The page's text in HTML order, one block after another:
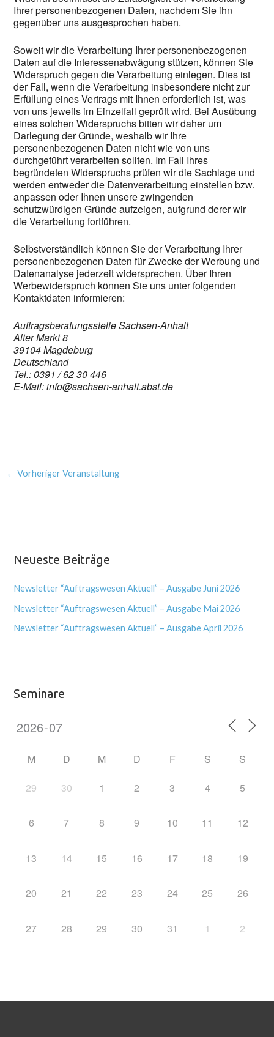
Ihrer personenbezogenen Daten, nachdem Sie ihn
gegenüber uns ausgesprochen haben.
Soweit wir die Verarbeitung Ihrer personenbezogenen
Daten auf die Interessenabwägung stützen, können Sie
Widerspruch gegen die Verarbeitung einlegen. Dies ist
der Fall, wenn die Verarbeitung insbesondere nicht zur
Erfüllung eines Vertrags mit Ihnen erforderlich ist, was
von uns jeweils im Einzelfall geprüft wird. Bei Ausübung
eines solchen Widerspruchs bitten wir daher um
Darlegung der Gründe, weshalb wir Ihre
personenbezogenen Daten nicht wie von uns
durchgeführt verarbeiten sollten. Im Fall Ihres
begründeten Widerspruchs prüfen wir die Sachlage und
werden entweder die Datenverarbeitung einstellen bzw.
anpassen oder Ihnen unsere zwingenden
schutzwürdigen Gründe aufzeigen, aufgrund derer wir
die Verarbeitung fortführen.
Selbstverständlich können Sie der Verarbeitung Ihrer
personenbezogenen Daten für Zwecke der Werbung und
Datenanalyse jederzeit widersprechen. Über Ihren
Werbewiderspruch können Sie uns unter folgenden
Kontaktdaten informieren:
Auftragsberatungsstelle Sachsen-Anhalt
Alter Markt 8
39104 Magdeburg
Deutschland
Tel.: 0391 / 62 30 446
E-Mail: info@sachsen-anhalt.abst.de
← Vorheriger Veranstaltung
Neueste Beiträge
Newsletter “Auftragswesen Aktuell” – Ausgabe Juni 2026
Newsletter “Auftragswesen Aktuell” – Ausgabe Mai 2026
Newsletter “Auftragswesen Aktuell” – Ausgabe April 2026
Seminare
M D M D F S S
29 30 1 2 3 4 5
6 7 8 9 10 11 12
13 14 15 16 17 18 19
20 21 22 23 24 25 26
27 28 29 30 31 1 2